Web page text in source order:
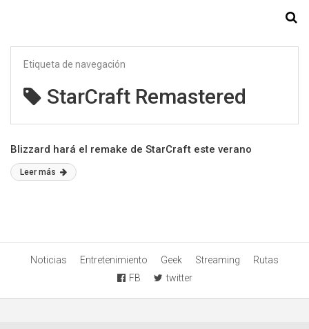
Etiqueta de navegación
StarCraft Remastered
Blizzard hará el remake de StarCraft este verano
Leer más
Noticias Entretenimiento Geek Streaming
Rutas
FB
twitter